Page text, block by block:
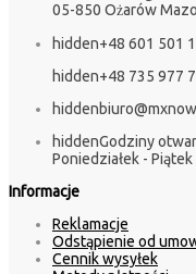
05-850 Ożarów
hidden+48 601 501
hidden+48 735 977
hidden
hiddenGodziny
Poniedziałek -
Informacje
Reklamacje
Odstąpienie od
Cennik wysyłek